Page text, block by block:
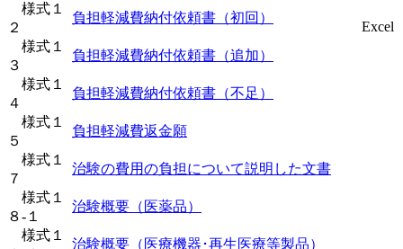
Excel
様式１
２
負担軽減費納付依頼書（初回）
様式１
３
負担軽減費納付依頼書（追加）
様式１
４
負担軽減費納付依頼書（不足）
様式１
５
負担軽減費返金願
様式１
７
治験の費用の負担について説明した文書
様式１
８-１
治験概要（医薬品）
様式１
治験概要（医療機器･再生医療等製品）